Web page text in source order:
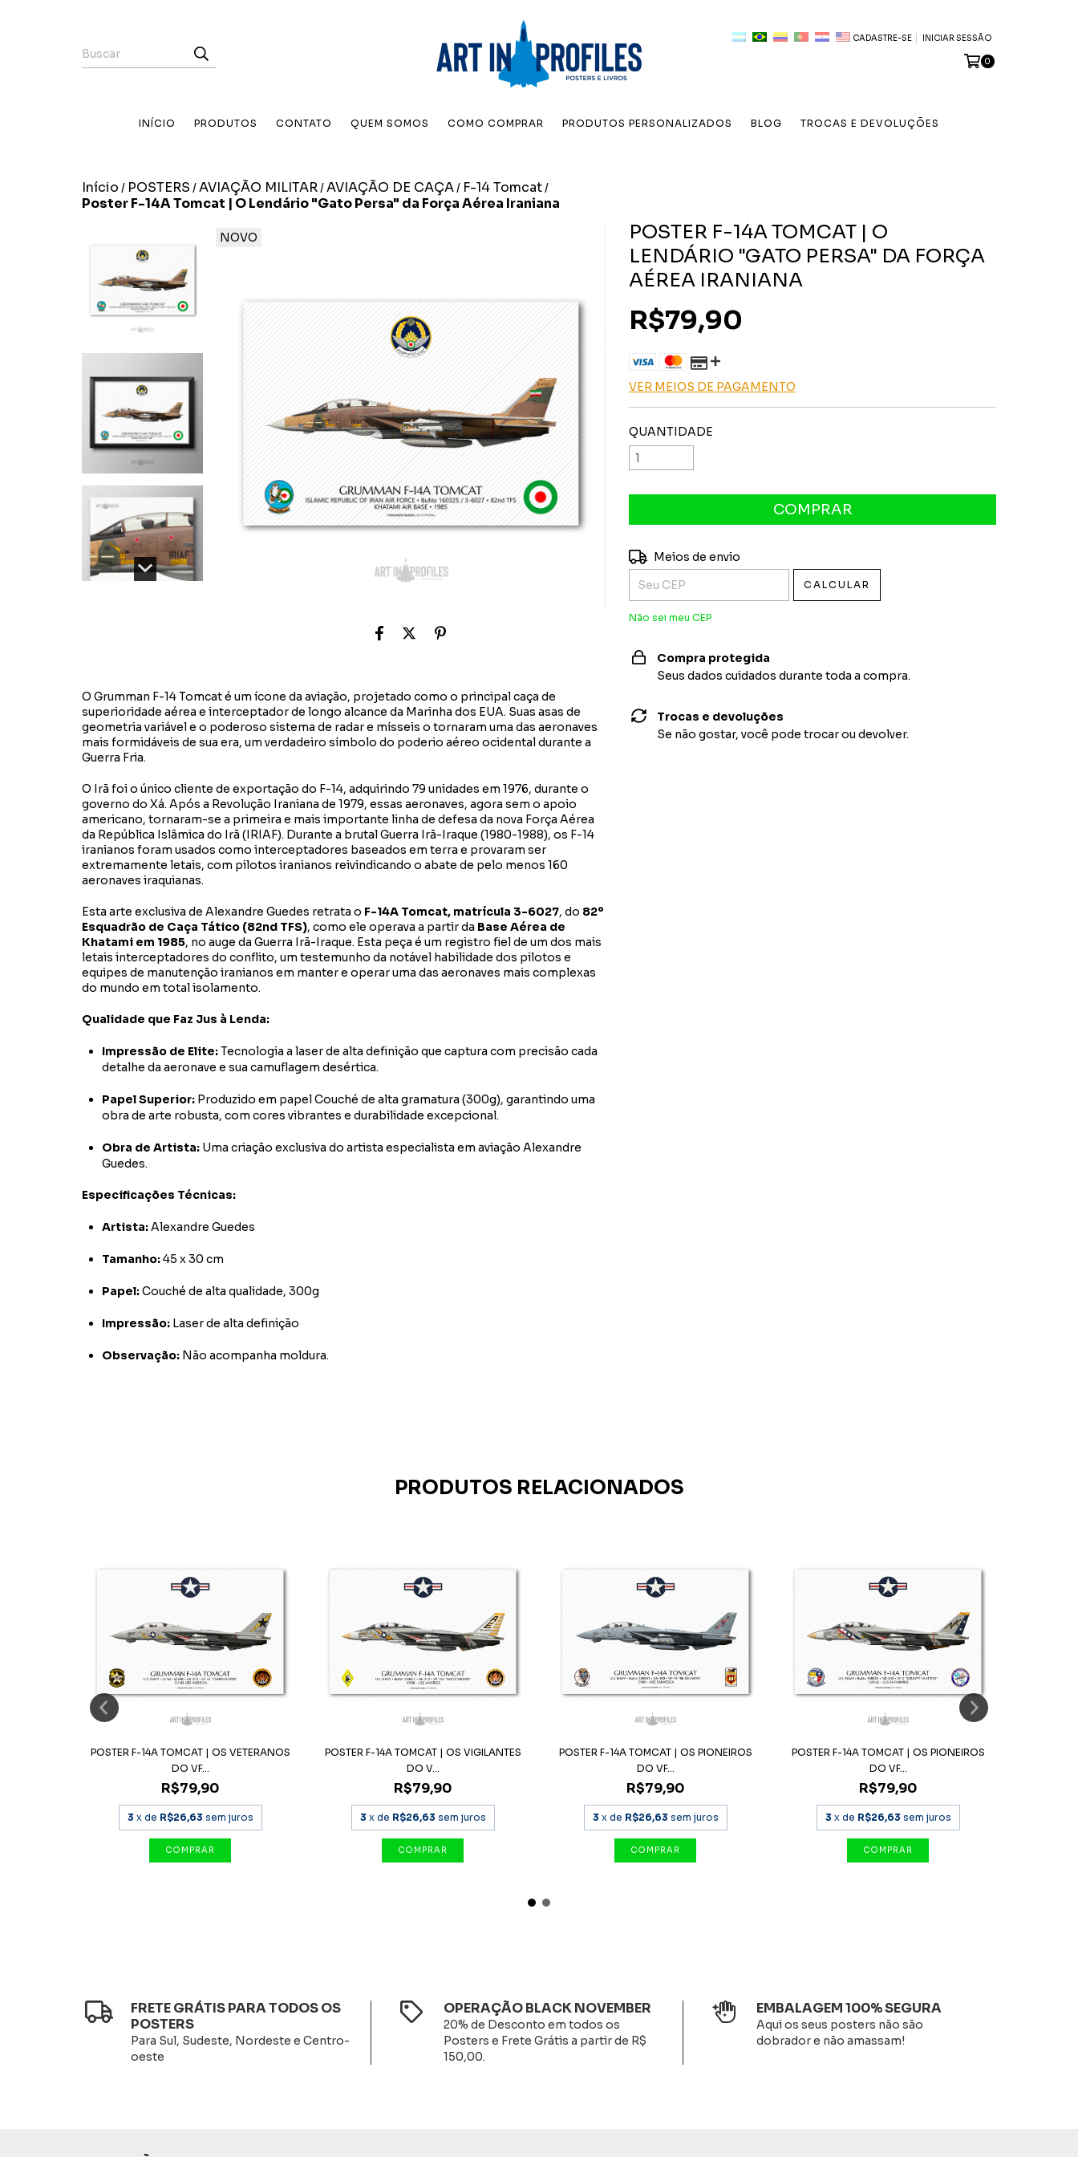
CADASTRE-SE INICIAR SESSÃO
0
INÍCIO PRODUTOS CONTATO QUEM SOMOS COMO COMPRAR PRODUTOS PERSONALIZADOS BLOG TROCAS E DEVOLUÇÕES
Início / POSTERS /AVIAÇÃO MILITAR/AVIAÇÃO DE CAÇA/ F-14 Tomcat/
Poster F-14A Tomcat | O Lendário "Gato Persa" da Força Aérea Iraniana
NOVO
O Grumman F-14 Tomcat é um ícone da aviação, projetado como o principal caça de
superioridade aérea e interceptador de longo alcance da Marinha dos EUA. Suas asas de
geometria variável e o poderoso sistema de radar e mísseis o tornaram uma das aeronaves
mais formidáveis de sua era, um verdadeiro símbolo do poderio aéreo ocidental durante a
Guerra Fria.
O Irã foi o único cliente de exportação do F-14, adquirindo 79 unidades em 1976, durante o
governo do Xá. Após a Revolução Iraniana de 1979, essas aeronaves, agora sem o apoio
americano, tornaram-se a primeira e mais importante linha de defesa da nova Força Aérea
da República Islâmica do Irã (IRIAF). Durante a brutal Guerra Irã-Iraque (1980-1988), os F-14
iranianos foram usados como interceptadores baseados em terra e provaram ser
extremamente letais, com pilotos iranianos reivindicando o abate de pelo menos 160
aeronaves iraquianas.
Esta arte exclusiva de Alexandre Guedes retrata o F-14A Tomcat, matrícula 3-6027, do 82º
Esquadrão de Caça Tático (82nd TFS), como ele operava a partir da Base Aérea de
Khatami em 1985, no auge da Guerra Irã-Iraque. Esta peça é um registro fiel de um dos mais
letais interceptadores do conflito, um testemunho da notável habilidade dos pilotos e
equipes de manutenção iranianos em manter e operar uma das aeronaves mais complexas
do mundo em total isolamento.
Qualidade que Faz Jus à Lenda:
Impressão de Elite:Tecnologia a laser de alta definição que captura com precisão cada
detalhe da aeronave e sua camuflagem desértica.
Papel Superior: Produzido em papel Couché de alta gramatura (300g), garantindo uma
obra de arte robusta, com cores vibrantes e durabilidade excepcional.
Obra de Artista: Uma criação exclusiva do artista especialista em aviação Alexandre
Guedes.
Especificações Técnicas:
Artista:Alexandre Guedes
Tamanho:45 x 30 cm
Papel:Couché de alta qualidade, 300g
Impressão: Laser de alta definição
Observação: Não acompanha moldura.
POSTER F-14A TOMCAT | O
LENDÁRIO "GATO PERSA" DA FORÇA
AÉREA IRANIANA
R$79,90
VER MEIOS DE PAGAMENTO
QUANTIDADE
Entregas para o CEP:
Meios de envio
CALCULAR
Não sei meu CEP
Compra protegida
Seus dados cuidados durante toda a compra.
Trocas e devoluções
Se não gostar, você pode trocar ou devolver.
PRODUTOS RELACIONADOS
POSTER F-14A TOMCAT | OS VETERANOS
DO VF...
R$79,90
3 x de R$26,63 sem juros
POSTER F-14A TOMCAT | OS VIGILANTES
DO V...
R$79,90
3 x de R$26,63 sem juros
POSTER F-14A TOMCAT | OS PIONEIROS
DO VF...
R$79,90
3 x de R$26,63 sem juros
POSTER F-14A TOMCAT | OS PIONEIROS
DO VF...
R$79,90
3 x de R$26,63 sem juros
FRETE GRÁTIS PARA TODOS OS
POSTERS
Para Sul, Sudeste, Nordeste e Centro-
oeste
OPERAÇÃO BLACK NOVEMBER
20% de Desconto em todos os
Posters e Frete Grátis a partir de R$
150,00.
EMBALAGEM 100% SEGURA
Aqui os seus posters não são
dobrador e não amassam!